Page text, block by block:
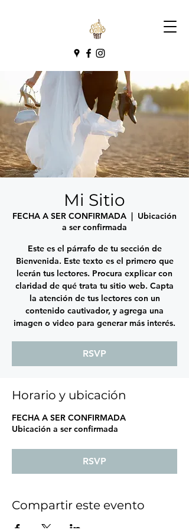
Mi Sitio
FECHA A SER CONFIRMADA
  |
Ubicación
a ser confirmada
Este es el párrafo de tu sección de
Bienvenida. Este texto es el primero que
leerán tus lectores. Procura explicar con
claridad de qué trata tu sitio web. Capta
la atención de tus lectores con un
contenido cautivador, y agrega una
imagen o video para generar más interés.
RSVP
Horario y ubicación
FECHA A SER CONFIRMADA
Ubicación a ser confirmada
RSVP
Compartir este evento